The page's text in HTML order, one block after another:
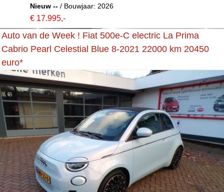
Nieuw -- / Bouwjaar: 2026
€ 17.995,-
Auto van de Week ! Fiat 500e-C electric La Prima
Cabrio Pearl Celestial Blue 8-2021 22000 km 20450
euro*